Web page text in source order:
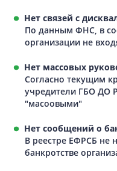
Нет связей с
По данным ФНС, в
организации не
Нет массовых
Согласно текущим
учредители ГБО ДО
"масоовыми"
Нет сообщений о
В реестре ЕФРСБ не
банкротстве